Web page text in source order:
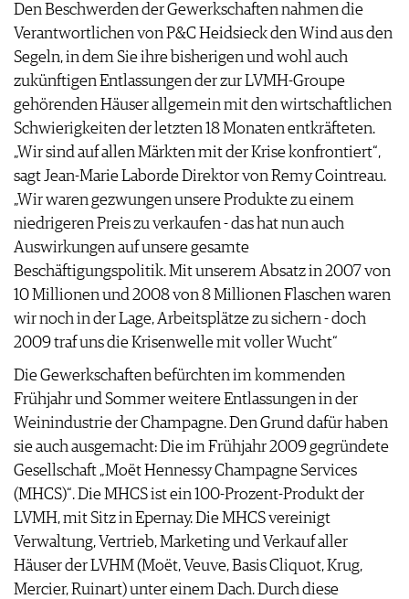
AWARDS
GEWINNSPIELE
VORTEILSWELT
TRINKREIFETABELLE
ABO
WEINSUCHE
NEWSLETTER
WINE TRADE CLUB
REDAKTION
JOBS
WERBUNG
PRESSE
IMPRESSUM
AGB & DATENSCHUTZ
FAQ
Den Beschwerden der Gewerkschaften nahmen die
Verantwortlichen von P&C Heidsieck den Wind aus den
Segeln, in dem Sie ihre bisherigen und wohl auch
zukünftigen Entlassungen der zur LVMH-Groupe
gehörenden Häuser allgemein mit den wirtschaftlichen
Schwierigkeiten der letzten 18 Monaten entkräfteten.
„Wir sind auf allen Märkten mit der Krise konfrontiert“,
sagt Jean-Marie Laborde Direktor von Remy Cointreau.
„Wir waren gezwungen unsere Produkte zu einem
niedrigeren Preis zu verkaufen - das hat nun auch
Auswirkungen auf unsere gesamte
Beschäftigungspolitik. Mit unserem Absatz in 2007 von
10 Millionen und 2008 von 8 Millionen Flaschen waren
wir noch in der Lage, Arbeitsplätze zu sichern - doch
2009 traf uns die Krisenwelle mit voller Wucht“
Die Gewerkschaften befürchten im kommenden
Frühjahr und Sommer weitere Entlassungen in der
Weinindustrie der Champagne. Den Grund dafür haben
sie auch ausgemacht: Die im Frühjahr 2009 gegründete
Gesellschaft „Moët Hennessy Champagne Services
(MHCS)“. Die MHCS ist ein 100-Prozent-Produkt der
LVMH, mit Sitz in Epernay. Die MHCS vereinigt
Verwaltung, Vertrieb, Marketing und Verkauf aller
Häuser der LVHM (Moët, Veuve, Basis Cliquot, Krug,
Mercier, Ruinart) unter einem Dach. Durch diese